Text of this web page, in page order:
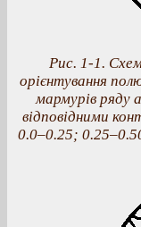
Рис. 1-1.
орієнтування
мармурів ряду
відповідними
0.0–0.25;